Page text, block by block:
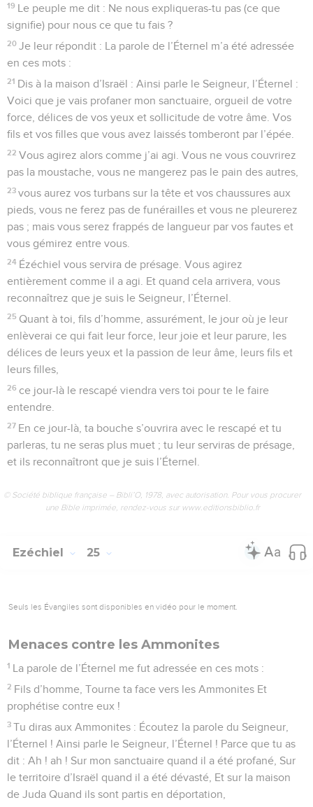
19 Le peuple me dit : Ne nous expliqueras-tu pas (ce que
signifie) pour nous ce que tu fais ?
20 Je leur répondit : La parole de l’Éternel m’a été adressée
en ces mots :
21 Dis à la maison d’Israël : Ainsi parle le Seigneur, l’Éternel :
Voici que je vais profaner mon sanctuaire, orgueil de votre
force, délices de vos yeux et sollicitude de votre âme. Vos
fils et vos filles que vous avez laissés tomberont par l’épée.
22 Vous agirez alors comme j’ai agi. Vous ne vous couvrirez
pas la moustache, vous ne mangerez pas le pain des autres,
23 vous aurez vos turbans sur la tête et vos chaussures aux
pieds, vous ne ferez pas de funérailles et vous ne pleurerez
pas ; mais vous serez frappés de langueur par vos fautes et
vous gémirez entre vous.
24 Ézéchiel vous servira de présage. Vous agirez
entièrement comme il a agi. Et quand cela arrivera, vous
reconnaîtrez que je suis le Seigneur, l’Éternel.
25 Quant à toi, fils d’homme, assurément, le jour où je leur
enlèverai ce qui fait leur force, leur joie et leur parure, les
délices de leurs yeux et la passion de leur âme, leurs fils et
leurs filles,
26 ce jour-là le rescapé viendra vers toi pour te le faire
entendre.
27 En ce jour-là, ta bouche s’ouvrira avec le rescapé et tu
parleras, tu ne seras plus muet ; tu leur serviras de présage,
et ils reconnaîtront que je suis l’Éternel.
© Société biblique française – Bibli’O, 1978, avec autorisation. Pour vous procurer
une Bible imprimée, rendez-vous sur www.editionsbiblio.fr
Ezéchiel 25
Seuls les Évangiles sont disponibles en vidéo pour le moment.
Menaces contre les Ammonites
1 La parole de l’Éternel me fut adressée en ces mots :
2 Fils d’homme, Tourne ta face vers les Ammonites Et
prophétise contre eux !
3 Tu diras aux Ammonites : Écoutez la parole du Seigneur,
l’Éternel ! Ainsi parle le Seigneur, l’Éternel ! Parce que tu as
dit : Ah ! ah ! Sur mon sanctuaire quand il a été profané, Sur
le territoire d’Israël quand il a été dévasté, Et sur la maison
de Juda Quand ils sont partis en déportation,